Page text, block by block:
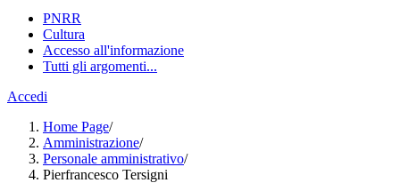
PNRR
Cultura
Accesso all'informazione
Tutti gli argomenti...
Accedi
Home Page/
Amministrazione/
Personale amministrativo/
Pierfrancesco Tersigni